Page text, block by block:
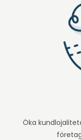
Öka